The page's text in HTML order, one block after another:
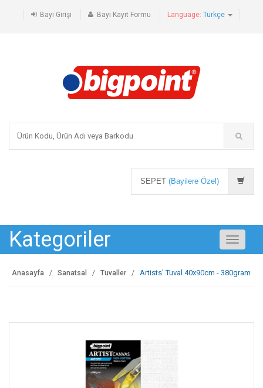
Bayi Girişi Bayi Kayıt Formu Language: Türkçe
SEPET (Bayilere Özel)
Kategoriler
Toggle
Anasayfa Sanatsal Tuvaller Artists' Tuval 40x90cm - 380gram